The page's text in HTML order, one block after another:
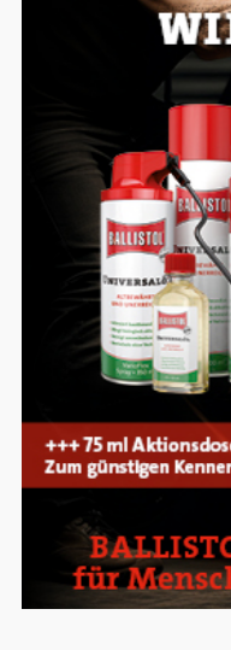
YouTube
Google Maps
Anbieter:
Google